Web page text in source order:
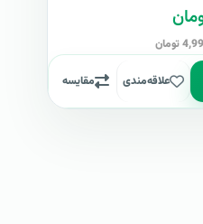
علاقه‌مندی مقایسه